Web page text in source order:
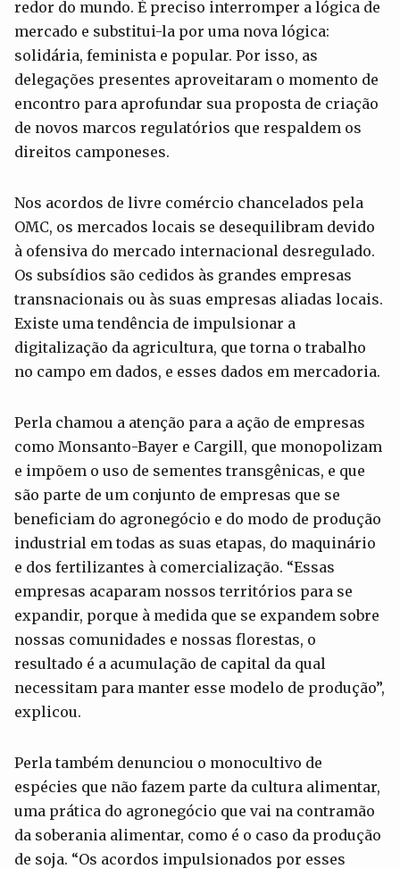
redor do mundo. É preciso interromper a lógica de
mercado e substitui-la por uma nova lógica:
solidária, feminista e popular. Por isso, as
delegações presentes aproveitaram o momento de
encontro para aprofundar sua proposta de criação
de novos marcos regulatórios que respaldem os
direitos camponeses.
Nos acordos de livre comércio chancelados pela
OMC, os mercados locais se desequilibram devido
à ofensiva do mercado internacional desregulado.
Os subsídios são cedidos às grandes empresas
transnacionais ou às suas empresas aliadas locais.
Existe uma tendência de impulsionar a
digitalização da agricultura, que torna o trabalho
no campo em dados, e esses dados em mercadoria.
Perla chamou a atenção para a ação de empresas
como Monsanto-Bayer e Cargill, que monopolizam
e impõem o uso de sementes transgênicas, e que
são parte de um conjunto de empresas que se
beneficiam do agronegócio e do modo de produção
industrial em todas as suas etapas, do maquinário
e dos fertilizantes à comercialização. “Essas
empresas acaparam nossos territórios para se
expandir, porque à medida que se expandem sobre
nossas comunidades e nossas florestas, o
resultado é a acumulação de capital da qual
necessitam para manter esse modelo de produção”,
explicou.
Perla também denunciou o monocultivo de
espécies que não fazem parte da cultura alimentar,
uma prática do agronegócio que vai na contramão
da soberania alimentar, como é o caso da produção
de soja. “Os acordos impulsionados por esses